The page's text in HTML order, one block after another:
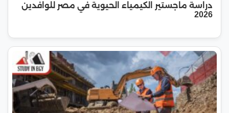
دراسة ماجستير الكيمياء الحيوية في مصر للوافدين
2026